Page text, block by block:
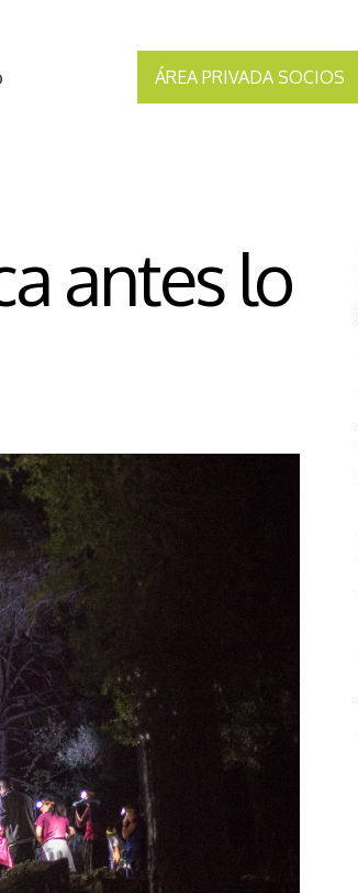
ÁREA PRIVADA SOCIOS
antes lo